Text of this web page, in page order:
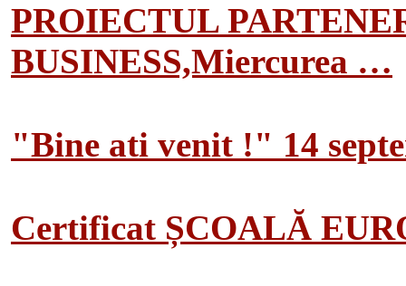
PROIECTUL
BUSINESS,Miercurea …
"Bine ati venit !" 14
Certificat ȘCOALĂ